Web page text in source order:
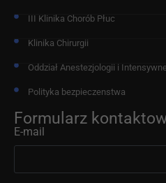
III Klinika Chorób Płuc
Klinika Chirurgii
Oddział Anestezjologii i
Polityka bezpieczenstwa
Formularz
E-mail